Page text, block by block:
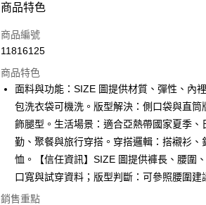
付款方式
信用卡一次付款
LINE Pay
Apple Pay
街口支付
悠遊付
商品特色
商品編號
11816125
商品特色
面料與功能：SIZE 圖提供材質、彈性、內
包洗衣袋可機洗。版型解決：側口袋與直筒
飾腿型。生活場景：適合亞熱帶國家夏季、
勤、聚餐與旅行穿搭。穿搭邏輯：搭襯衫、
恤。【信任資訊】SIZE 圖提供褲長、腰圍
口寬與試穿資料；版型判斷：可參照腰圍建
銷售重點